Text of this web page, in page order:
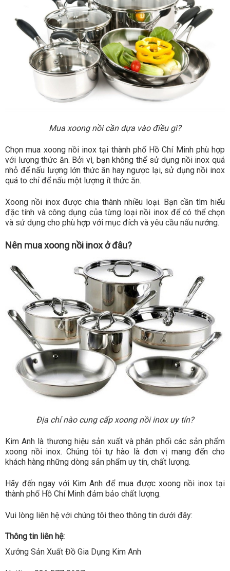
Mua xoong nồi cần dựa vào điều gì?
Chọn mua xoong nồi inox tại thành phố Hồ Chí Minh phù hợp
với lượng thức ăn. Bởi vì, bạn không thể sử dụng nồi inox quá
nhỏ để nấu lượng lớn thức ăn hay ngược lại, sử dụng nồi inox
quá to chỉ để nấu một lượng ít thức ăn.
Xoong nồi inox được chia thành nhiều loại. Bạn cần tìm hiểu
đặc tính và công dụng của từng loại nồi inox để có thể chọn
và sử dụng cho phù hợp với mục đích và yêu cầu nấu nướng.
Nên mua xoong nồi inox ở đâu?
Địa chỉ nào cung cấp xoong nồi inox uy tín?
Kim Anh là thương hiệu sản xuất và phân phối các sản phẩm
xoong nồi inox. Chúng tôi tự hào là đơn vị mang đến cho
khách hàng những dòng sản phẩm uy tín, chất lượng.
Hãy đến ngay với Kim Anh để mua được xoong nồi inox tại
thành phố Hồ Chí Minh đảm bảo chất lượng.
Vui lòng liên hệ với chúng tôi theo thông tin dưới đây:
Thông tin liên hệ:
Xưởng Sản Xuất Đồ Gia Dụng Kim Anh